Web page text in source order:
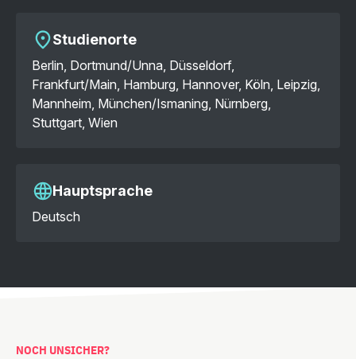
Studienorte
Berlin, Dortmund/Unna, Düsseldorf,
Frankfurt/Main, Hamburg, Hannover, Köln, Leipzig,
Mannheim, München/Ismaning, Nürnberg,
Stuttgart, Wien
Hauptsprache
Deutsch
NOCH UNSICHER?